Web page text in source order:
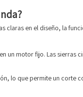
claras en el diseño, la
un motor fijo. Las sierras
lo que permite un corte